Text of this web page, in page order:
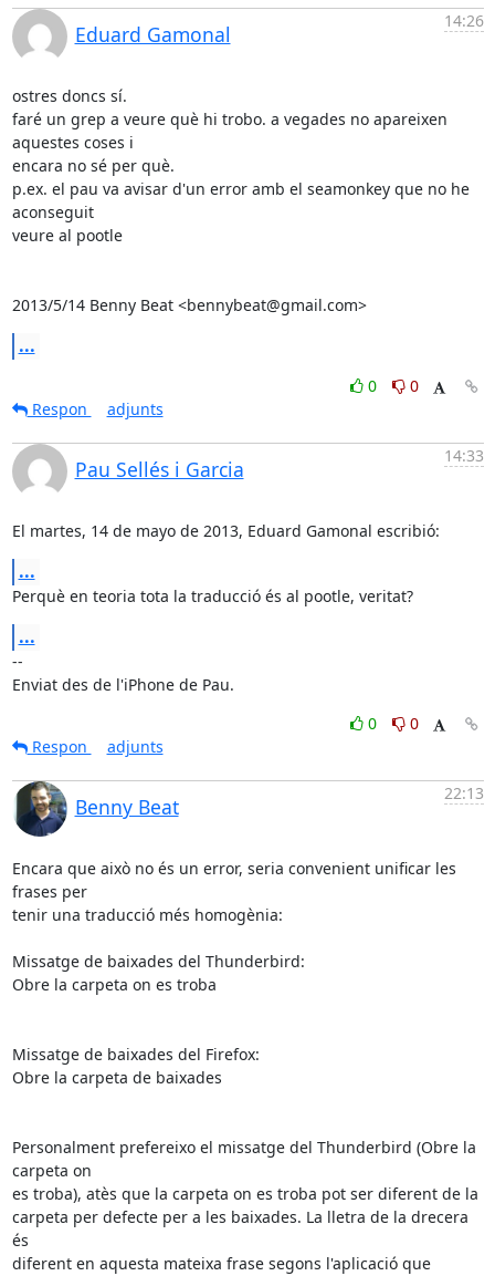
Eduard Gamonal
14:26
ostres doncs sí.
faré un grep a veure què hi trobo. a vegades no apareixen
aquestes coses i
encara no sé per què.
p.ex. el pau va avisar d'un error amb el seamonkey que no he
aconseguit
veure al pootle
2013/5/14 Benny Beat <bennybeat@gmail.com>
...
0
0
Respon
adjunts
Pau Sellés i Garcia
14:33
El martes, 14 de mayo de 2013, Eduard Gamonal escribió:
...
Perquè en teoria tota la traducció és al pootle, veritat?
...
--
Enviat des de l'iPhone de Pau.
0
0
Respon
adjunts
Benny Beat
22:13
Encara que això no és un error, seria convenient unificar les
frases per
tenir una traducció més homogènia:
Missatge de baixades del Thunderbird:
Obre la carpeta on es troba
Missatge de baixades del Firefox:
Obre la carpeta de baixades
Personalment prefereixo el missatge del Thunderbird (Obre la
carpeta on
es troba), atès que la carpeta on es troba pot ser diferent de la
carpeta per defecte per a les baixades. La lletra de la drecera
és
diferent en aquesta mateixa frase segons l'aplicació que